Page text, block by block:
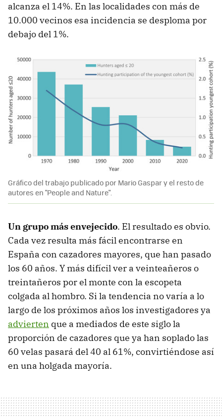
alcanza el 14%. En las localidades con más de
10.000 vecinos esa incidencia se desploma por
debajo del 1%.
Gráfico del trabajo publicado por Mario Gaspar y el resto de
autores en "People and Nature". ​
Un grupo más envejecido. El resultado es obvio.
Cada vez resulta más fácil encontrarse en
España con cazadores mayores, que han pasado
los 60 años. Y más difícil ver a veinteañeros o
treintañeros por el monte con la escopeta
colgada al hombro. Si la tendencia no varía a lo
largo de los próximos años los investigadores ya
advierten que a mediados de este siglo la
proporción de cazadores que ya han soplado las
60 velas pasará del 40 al 61%, convirtiéndose así
en una holgada mayoría.